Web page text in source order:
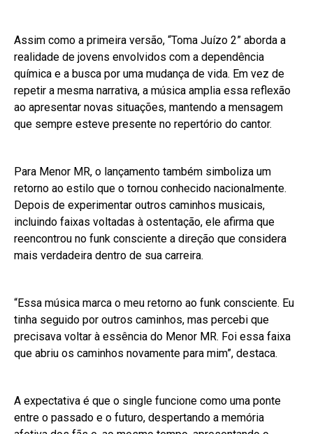
Assim como a primeira versão, “Toma Juízo 2” aborda a
realidade de jovens envolvidos com a dependência
química e a busca por uma mudança de vida. Em vez de
repetir a mesma narrativa, a música amplia essa reflexão
ao apresentar novas situações, mantendo a mensagem
que sempre esteve presente no repertório do cantor.
Para Menor MR, o lançamento também simboliza um
retorno ao estilo que o tornou conhecido nacionalmente.
Depois de experimentar outros caminhos musicais,
incluindo faixas voltadas à ostentação, ele afirma que
reencontrou no funk consciente a direção que considera
mais verdadeira dentro de sua carreira.
“Essa música marca o meu retorno ao funk consciente. Eu
tinha seguido por outros caminhos, mas percebi que
precisava voltar à essência do Menor MR. Foi essa faixa
que abriu os caminhos novamente para mim”, destaca.
A expectativa é que o single funcione como uma ponte
entre o passado e o futuro, despertando a memória